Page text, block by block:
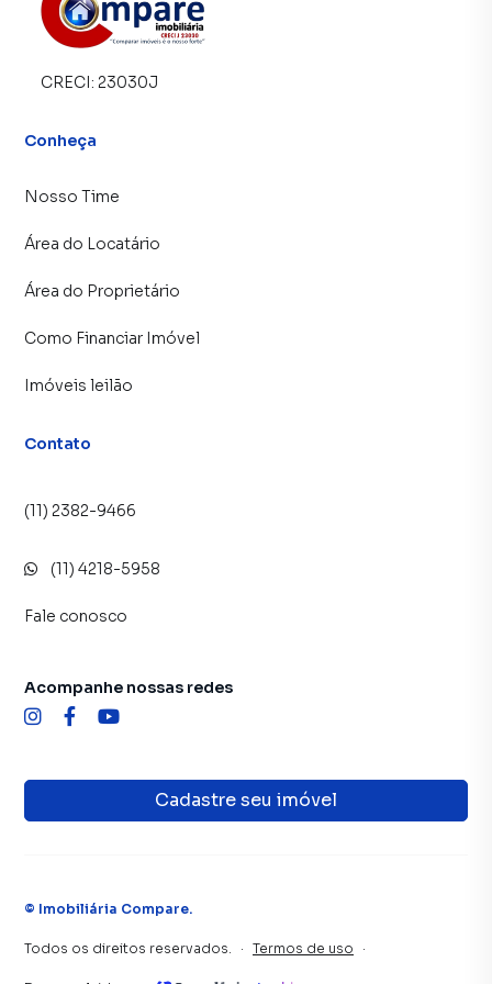
CRECI: 23030J
Conheça
Nosso Time
Área do Locatário
Área do Proprietário
Como Financiar Imóvel
Imóveis leilão
Contato
(11) 2382-9466
(11) 4218-5958
Fale conosco
Cadastre seu imóvel
Acompanhe nossas redes
© Imobiliária Compare.
Todos os direitos reservados. · Termos de uso ·